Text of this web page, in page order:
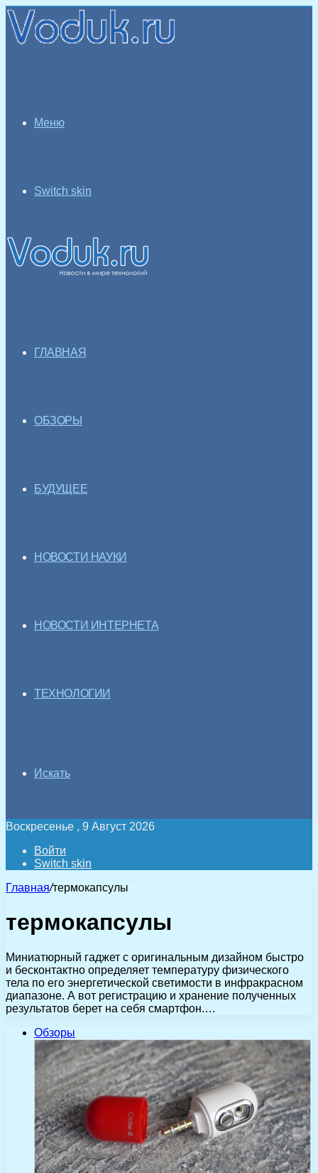
Меню
Switch skin
ГЛАВНАЯ
ОБЗОРЫ
БУДУЩЕЕ
НОВОСТИ НАУКИ
НОВОСТИ ИНТЕРНЕТА
ТЕХНОЛОГИИ
Искать
Воскресенье , 9 Август 2026
Войти
Switch skin
Главная/термокапсулы
термокапсулы
Миниатюрный гаджет с оригинальным дизайном быстро
и бесконтактно определяет температуру физического
тела по его энергетической светимости в инфракрасном
диапазоне. А вот регистрацию и хранение полученных
результатов берет на себя смартфон.…
Обзоры